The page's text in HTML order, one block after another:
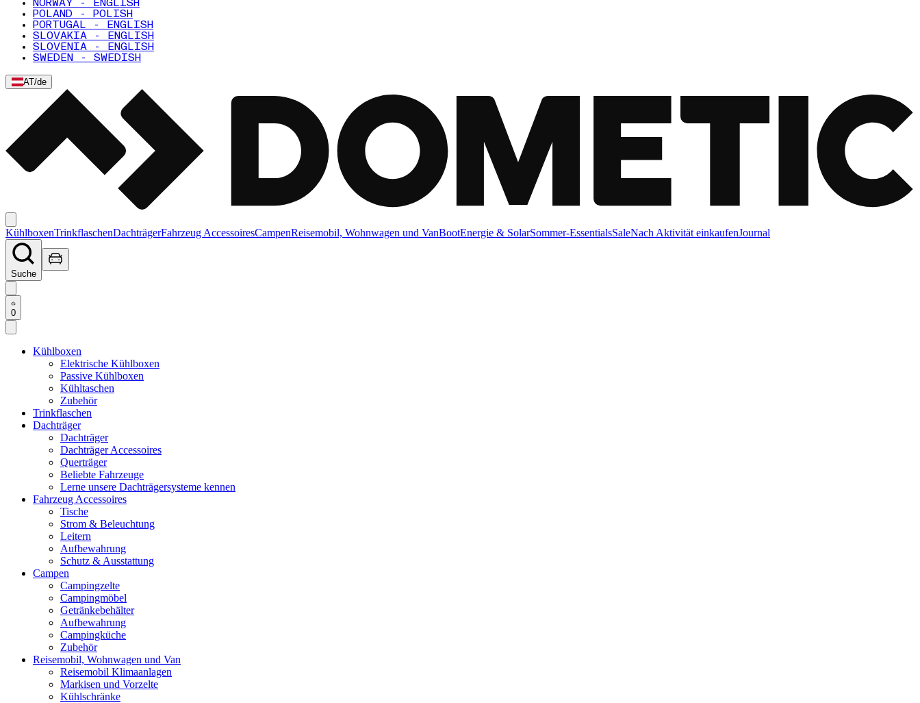
NORWAY - ENGLISH
POLAND - POLISH
PORTUGAL - ENGLISH
SLOVAKIA - ENGLISH
SLOVENIA - ENGLISH
SWEDEN - SWEDISH
AT/de
KühlboxenTrinkflaschenDachträgerFahrzeug AccessoiresCampenReisemobil, Wohnwagen und VanBootEnergie & SolarSommer-EssentialsSaleNach Aktivität einkaufenJournal
Suche
0
Kühlboxen
Elektrische Kühlboxen
Passive Kühlboxen
Kühltaschen
Zubehör
Trinkflaschen
Dachträger
Dachträger
Dachträger Accessoires
Querträger
Beliebte Fahrzeuge
Lerne unsere Dachträgersysteme kennen
Fahrzeug Accessoires
Tische
Strom & Beleuchtung
Leitern
Aufbewahrung
Schutz & Ausstattung
Campen
Campingzelte
Campingmöbel
Getränkebehälter
Aufbewahrung
Campingküche
Zubehör
Reisemobil, Wohnwagen und Van
Reisemobil Klimaanlagen
Markisen und Vorzelte
Kühlschränke